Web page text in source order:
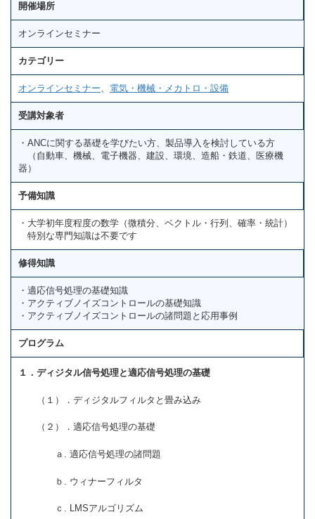
開催場所
オンラインセミナー
カテゴリー
オンラインセミナー、 電気・機械・メカトロ・設備
受講対象者
・ANCに関する基礎を学びたい方、製品導入を検討している方
（自動車、機械、電子機器、建設、環境、造船・鉄道、医療機
器）
予備知識
・大学初年度程度の数学（微積分、ベクトル・行列、確率・統計）
特別な専門知識は不要です
修得知識
・適応信号処理の基礎知識
・アクティブノイズコントロールの基礎知識
・アクティブノイズコントロールの諸問題と応用事例
プログラム
１．ディジタル信号処理と適応信号処理の基礎
（１）．ディジタルフィルタと畳み込み
（２）．適応信号処理の基礎
ａ. 適応信号処理の諸問題
ｂ. ウィナーフィルタ
ｃ. LMSアルゴリズム